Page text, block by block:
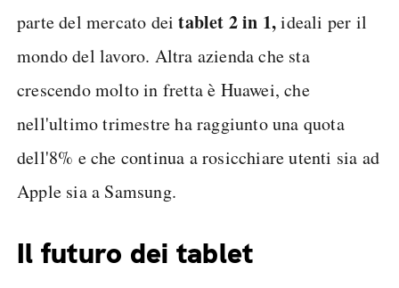
parte del mercato deitablet 2 in 1,ideali per il
mondo del lavoro. Altra azienda che sta
crescendo molto in fretta è Huawei, che
nell'ultimo trimestre ha raggiunto una quota
dell'8% e che continua a rosicchiare utenti sia ad
Apple sia a Samsung.
Il futuro dei tablet